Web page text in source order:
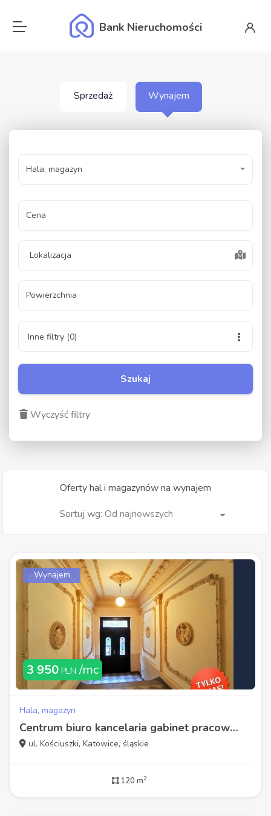
Bank Nieruchomości
Sprzedaż Wynajem
Hala, magazyn
Cena
Lokalizacja
Powierzchnia
Inne filtry (0)
Szukaj
Wyczyść filtry
Oferty hal i magazynów na wynajem
Sortuj wg: Od najnowszych
Wynajem
3 950 PLN /mc
Hala, magazyn
Centrum biuro kancelaria gabinet pracownia
ul. Kościuszki, Katowice, śląskie
120 m2